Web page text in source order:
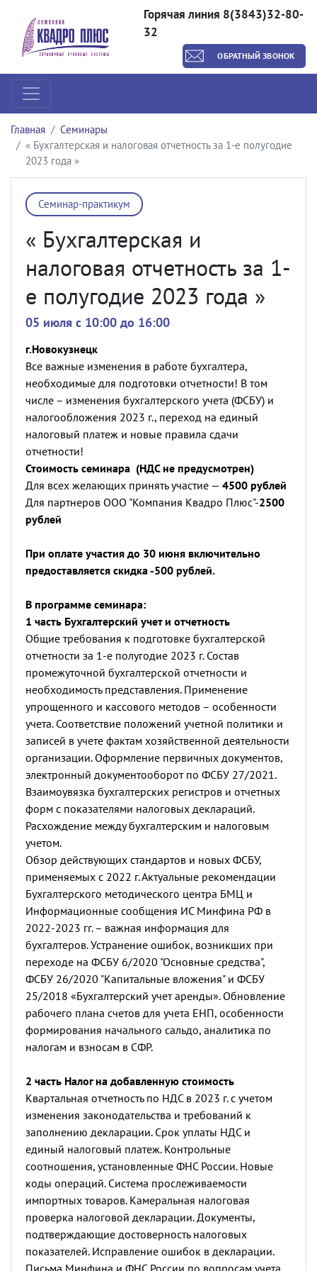
Горячая линия 8(3843)32-80-
32
ОБРАТНЫЙ ЗВОНОК
Главная
Семинары
« Бухгалтерская и налоговая отчетность за 1-е полугодие
2023 года »
Семинар-практикум
« Бухгалтерская и
налоговая отчетность за 1-
е полугодие 2023 года »
05 июля c 10:00 до 16:00
г.Новокузнецк
Все важные изменения в работе бухгалтера,
необходимые для подготовки отчетности! В том
числе – изменения бухгалтерского учета (ФСБУ) и
налогообложения 2023 г., переход на единый
налоговый платеж и новые правила сдачи
отчетности!
Стоимость семинара (НДС не предусмотрен)
Для всех желающих принять участие — 4500 рублей
Для партнеров ООО "Компания Квадро Плюс"-2500
рублей
При оплате участия до 30 июня включительно
предоставляется скидка -500 рублей.
В программе семинара:
1 часть Бухгалтерский учет и отчетность
Общие требования к подготовке бухгалтерской
отчетности за 1-е полугодие 2023 г. Состав
промежуточной бухгалтерской отчетности и
необходимость представления. Применение
упрощенного и кассового методов – особенности
учета. Соответствие положений учетной политики и
записей в учете фактам хозяйственной деятельности
организации. Оформление первичных документов,
электронный документооборот по ФСБУ 27/2021.
Взаимоувязка бухгалтерских регистров и отчетных
форм с показателями налоговых деклараций.
Расхождение между бухгалтерским и налоговым
учетом.
Обзор действующих стандартов и новых ФСБУ,
применяемых с 2022 г.Актуальные рекомендации
Бухгалтерского методического центра БМЦ и
Информационные сообщения ИС Минфина РФ в
2022-2023 гг. – важная информация для
бухгалтеров. Устранение ошибок, возникших при
переходе на ФСБУ 6/2020 "Основные средства",
ФСБУ 26/2020 "Капитальные вложения" и ФСБУ
25/2018 «Бухгалтерский учет аренды».Обновление
рабочего плана счетов для учета ЕНП, особенности
формирования начального сальдо, аналитика по
налогам и взносам в СФР.
2 часть Налог на добавленную стоимость
Квартальная отчетность по НДС в 2023 г. с учетом
изменения законодательства и требований к
заполнению декларации. Срок уплаты НДС и
единый налоговый платеж. Контрольные
соотношения, установленные ФНС России. Новые
коды операций. Система прослеживаемости
импортных товаров. Камеральная налоговая
проверка налоговой декларации. Документы,
подтверждающие достоверность налоговых
показателей. Исправление ошибок в декларации.
Письма Минфина и ФНС России по вопросам учета